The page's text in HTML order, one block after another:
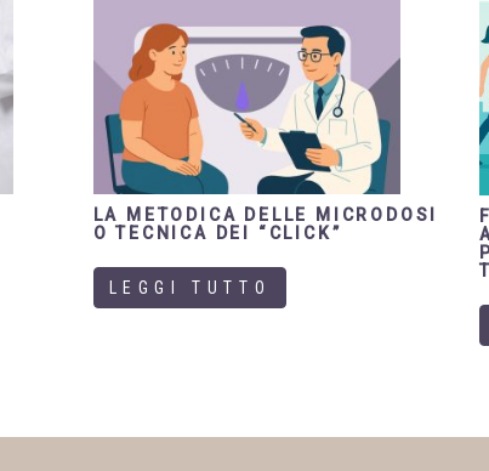
LA METODICA DELLE MICRODOSI
O TECNICA DEI “CLICK”
LEGGI TUTTO